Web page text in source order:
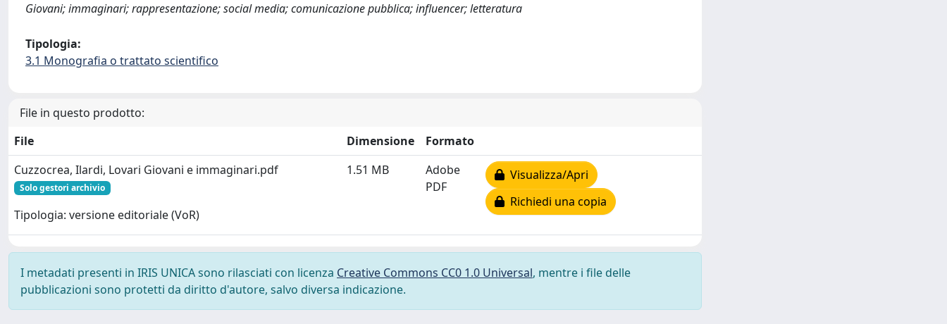
Giovani; immaginari; rappresentazione; social media; comunicazione pubblica; influencer; letteratura
Tipologia:
3.1 Monografia o trattato scientifico
File in questo prodotto:
File
Dimensione
Formato
Cuzzocrea, Ilardi, Lovari Giovani e immaginari.pdf
Solo gestori archivio
Tipologia: versione editoriale (VoR)
1.51 MB
Adobe
PDF
Visualizza/Apri
Richiedi una copia
I metadati presenti in IRIS UNICA sono rilasciati con licenza Creative Commons CC0 1.0 Universal, mentre i file delle
pubblicazioni sono protetti da diritto d'autore, salvo diversa indicazione.